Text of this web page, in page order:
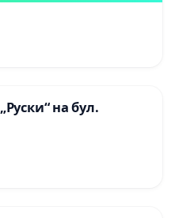
на бул.